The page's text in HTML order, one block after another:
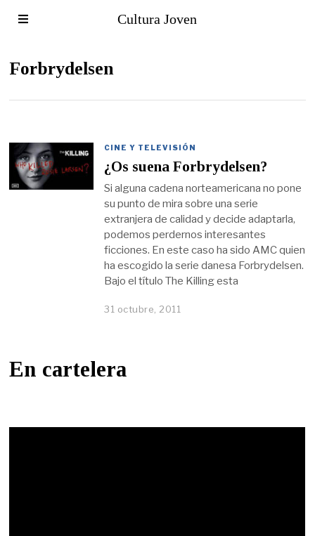
Cultura Joven
Forbrydelsen
CINE Y TELEVISIÓN
¿Os suena Forbrydelsen?
Si alguna cadena norteamericana no pone
su punto de mira sobre una serie
extranjera de calidad y decide adaptarla,
podemos perdernos interesantes
ficciones. En este caso ha sido AMC quien
ha escogido la serie danesa Forbrydelsen.
Bajo el título The Killing esta
31 octubre, 2011
En cartelera